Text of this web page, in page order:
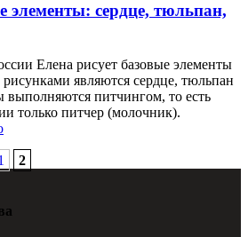
элементы: сердце, тюльпан,
Елена рисует базовые элементы
являются сердце, тюльпан
выполняются питчингом, то есть
только питчер (молочник).
2